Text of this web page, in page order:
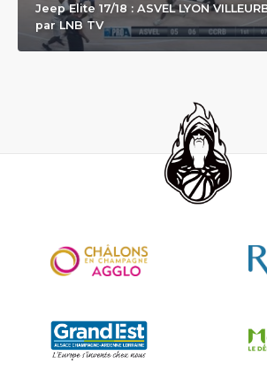
Jeep Elite 17/18 : ASVEL LYON
par LNB TV